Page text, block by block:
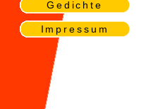
Gedichte
Impressum